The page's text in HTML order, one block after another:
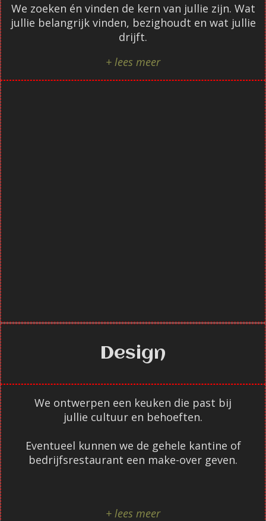
We zoeken én vinden de kern van jullie zijn. Wat
jullie belangrijk vinden, bezighoudt en wat jullie
drijft.
+ lees meer
Design
We ontwerpen een keuken die past bij
jullie cultuur en behoeften.
Eventueel kunnen we de gehele kantine of
bedrijfsrestaurant een make-over geven.
+ lees meer